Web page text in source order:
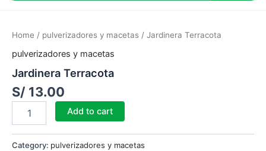
Home / pulverizadores y macetas / Jardinera Terracota
pulverizadores y macetas
Jardinera Terracota
S/ 13.00
quantity
Add to cart
Category: pulverizadores y macetas